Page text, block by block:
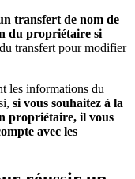
transfert de nom de
du propriétaire si
transfert pour modifier
les informations du
si vous souhaitez à la
propriétaire, il vous
avec les